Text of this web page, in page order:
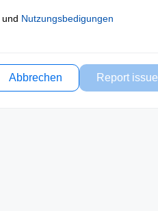
und Nutzungsbedigungen
Abbrechen Report issue